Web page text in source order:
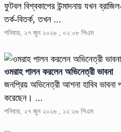
ফুটবল বিশ্বকাপের উন্মাদনায় যখন
তর্ক-বিতর্ক, তখন ...
শনিবার, ২৭ জুন ২০২৬ , ০২:০৮ পিএম
ওমরাহ পালন করলেন অভিনেত্রী ভাবনা
জনপ্রিয় অভিনেত্রী আশনা হাবিব ভাবনা
করেছেন। ...
শনিবার, ২৭ জুন ২০২৬ , ১২:২৬ পিএম